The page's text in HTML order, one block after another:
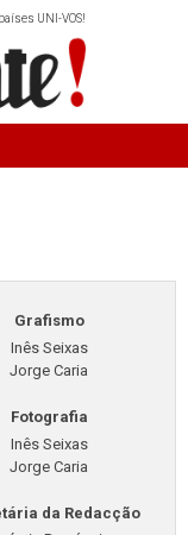
UNI-VOS!
Grafismo
Inês Seixas
Jorge Caria
Fotografia
Inês Seixas
Jorge Caria
da Redacção